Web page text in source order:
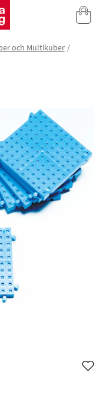
Mina Sidor
och Multikuber